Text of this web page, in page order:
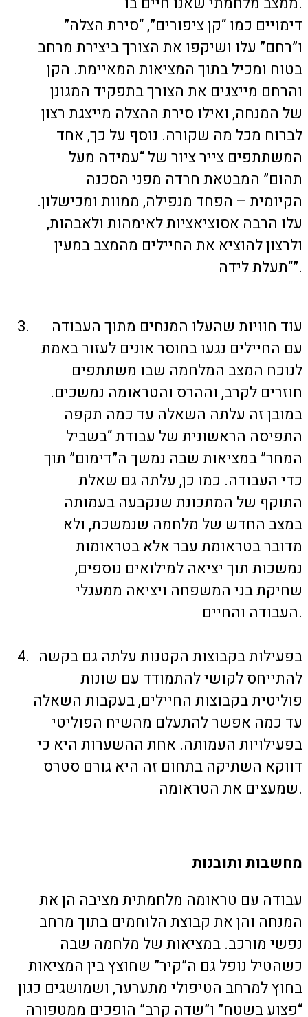
דימויים כמו “קן ציפורים”, “סירת הצלה”
ו”רחם” עלו ושיקפו את הצורך ביצירת מרחב
בטוח ומכיל בתוך המציאות המאיימת. הקן
והרחם מייצגים את הצורך בתפקיד המגונן
של המנחה, ואילו סירת ההצלה מייצגת רצון
לברוח מכל מה שקורה. נוסף על כך, אחד
המשתתפים צייר ציור של “עמידה מעל
תהום” המבטאת חרדה מפני הסכנה
הקיומית – הפחד מנפילה, ממוות ומכישלון.
עלו הרבה אסוציאציות לאימהות ולאבהות,
ולרצון להוציא את החיילים מהמצב במעין
“תעלת לידה”.
עוד חוויות שהעלו המנחים מתוך העבודה
עם החיילים נגעו בחוסר אונים לעזור באמת
לנוכח המצב המלחמה שבו משתתפים
חוזרים לקרב, וההרס והטראומה נמשכים.
במובן זה עלתה השאלה עד כמה תקפה
התפיסה הראשונית של עבודת “בשביל
המחר” במציאות שבה נמשך ה”דימום” תוך
כדי העבודה. כמו כן, עלתה גם שאלת
התוקף של המתכונת שנקבעה בעמותה
במצב החדש של מלחמה שנמשכת, ולא
מדובר בטראומת עבר אלא בטראומות
נמשכות תוך יציאה למילואים נוספים,
שחיקת בני המשפחה ויציאה ממעגלי
העבודה והחיים.
בפעילות בקבוצות הקטנות עלתה גם בקשה
להתייחס לקושי להתמודד עם שונות
פוליטית בקבוצות החיילים, בעקבות השאלה
עד כמה אפשר להתעלם מהשיח הפוליטי
בפעילויות העמותה. אחת ההשערות היא כי
דווקא השתיקה בתחום זה היא גורם סטרס
שמעצים את הטראומה.
מחשבות ותובנות
עבודה עם טראומה מלחמתית מציבה הן את
המנחה והן את קבוצת הלוחמים בתוך מרחב
נפשי מורכב. במציאות של מלחמה שבה
כשהטיל נופל גם ה”קיר” שחוצץ בין המציאות
בחוץ למרחב הטיפולי מתערער, ושמושגים כגון
“פצוע בשטח” ו”שדה קרב” הופכים ממטפורה